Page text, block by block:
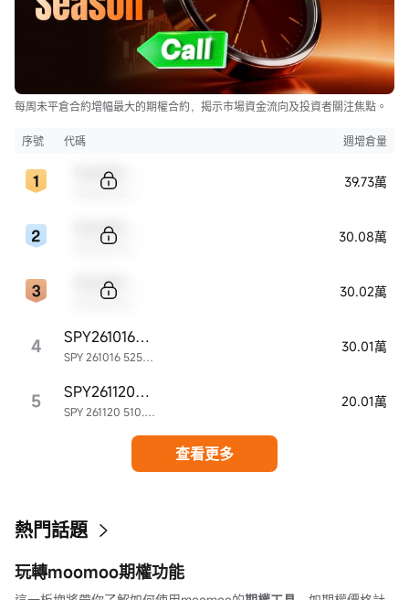
每周未平倉合約增幅最大的期權合約，揭示市場資金流向及投資者關注焦點。
序號 代碼 週增倉量
39.73萬
30.08萬
30.02萬
4 SPY 261016 525.00P
SPY261016P525000 30.01萬
5 SPY 261120 510.00P
SPY261120P510000 20.01萬
查看更多
熱門話題
玩轉moomoo期權功能